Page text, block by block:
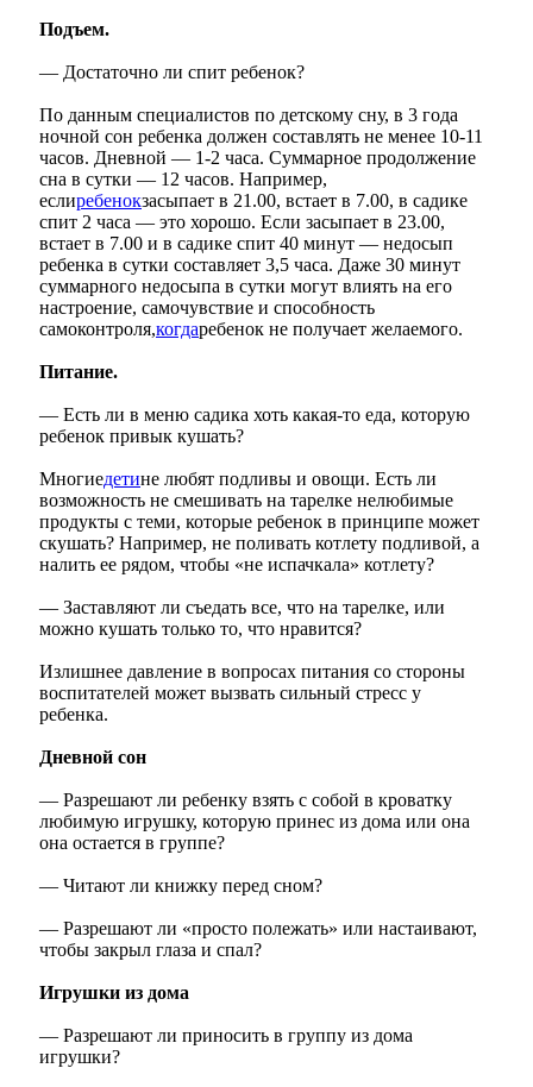
Подъем.
— Достаточно ли спит ребенок?
По данным специалистов по детскому сну, в 3 года
ночной сон ребенка должен составлять не менее 10-11
часов. Дневной — 1-2 часа. Суммарное продолжение
сна в сутки — 12 часов. Например,
еслиребенокзасыпает в 21.00, встает в 7.00, в садике
спит 2 часа — это хорошо. Если засыпает в 23.00,
встает в 7.00 и в садике спит 40 минут — недосып
ребенка в сутки составляет 3,5 часа. Даже 30 минут
суммарного недосыпа в сутки могут влиять на его
настроение, самочувствие и способность
самоконтроля,когдаребенок не получает желаемого.
Питание.
— Есть ли в меню садика хоть какая-то еда, которую
ребенок привык кушать?
Многиедетине любят подливы и овощи. Есть ли
возможность не смешивать на тарелке нелюбимые
продукты с теми, которые ребенок в принципе может
скушать? Например, не поливать котлету подливой, а
налить ее рядом, чтобы «не испачкала» котлету?
— Заставляют ли съедать все, что на тарелке, или
можно кушать только то, что нравится?
Излишнее давление в вопросах питания со стороны
воспитателей может вызвать сильный стресс у
ребенка.
Дневной сон
— Разрешают ли ребенку взять с собой в кроватку
любимую игрушку, которую принес из дома или она
она остается в группе?
— Читают ли книжку перед сном?
— Разрешают ли «просто полежать» или настаивают,
чтобы закрыл глаза и спал?
Игрушки из дома
— Разрешают ли приносить в группу из дома
игрушки?